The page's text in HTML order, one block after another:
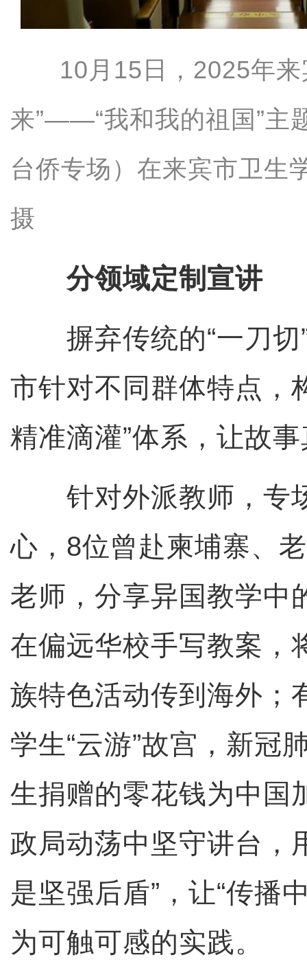
10月15日，2025年
来”——“我和我的祖国”主
台侨专场）在来宾市卫生
摄
分领域定制宣讲
摒弃传统的“一刀切
市针对不同群体特点，
精准滴灌”体系，让故
针对外派教师，专
心，8位曾赴柬埔寨、
老师，分享异国教学中
在偏远华校手写教案，
族特色活动传到海外；
学生“云游”故宫，新冠
生捐赠的零花钱为中国
政局动荡中坚守讲台，
是坚强后盾”，让“传播
为可触可感的实践。